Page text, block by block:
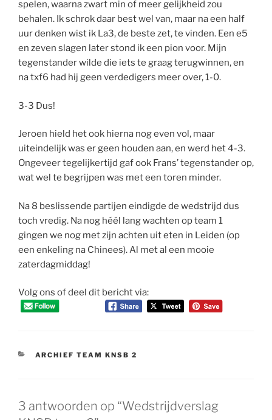
spelen, waarna zwart min of meer gelijkheid zou
behalen. Ik schrok daar best wel van, maar na een half
uur denken wist ik La3, de beste zet, te vinden. Een e5
en zeven slagen later stond ik een pion voor. Mijn
tegenstander wilde die iets te graag terugwinnen, en
na txf6 had hij geen verdedigers meer over, 1-0.
3-3 Dus!
Jeroen hield het ook hierna nog even vol, maar
uiteindelijk was er geen houden aan, en werd het 4-3.
Ongeveer tegelijkertijd gaf ook Frans’ tegenstander op,
wat wel te begrijpen was met een toren minder.
Na 8 beslissende partijen eindigde de wedstrijd dus
toch vredig. Na nog héél lang wachten op team 1
gingen we nog met zijn achten uit eten in Leiden (op
een enkeling na Chinees). Al met al een mooie
zaterdagmiddag!
Volg ons of deel dit bericht via:
CATEGORIEËN
ARCHIEF TEAM KNSB 2
3 antwoorden op “Wedstrijdverslag